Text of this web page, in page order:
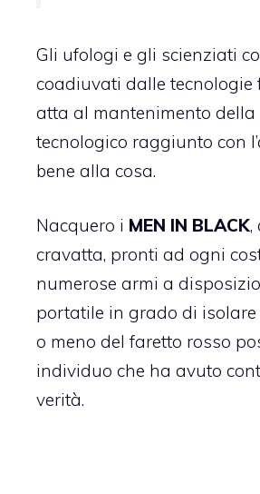
Gli ufologi e gli scienziati
coadiuvati dalle tecnologie
atta al mantenimento della
tecnologico raggiunto con
bene alla cosa.
Nacquero i MEN IN BLACK,
cravatta, pronti ad ogni
numerose armi a
portatile in grado di isolare
o meno del faretto rosso
individuo che ha avuto
verità.